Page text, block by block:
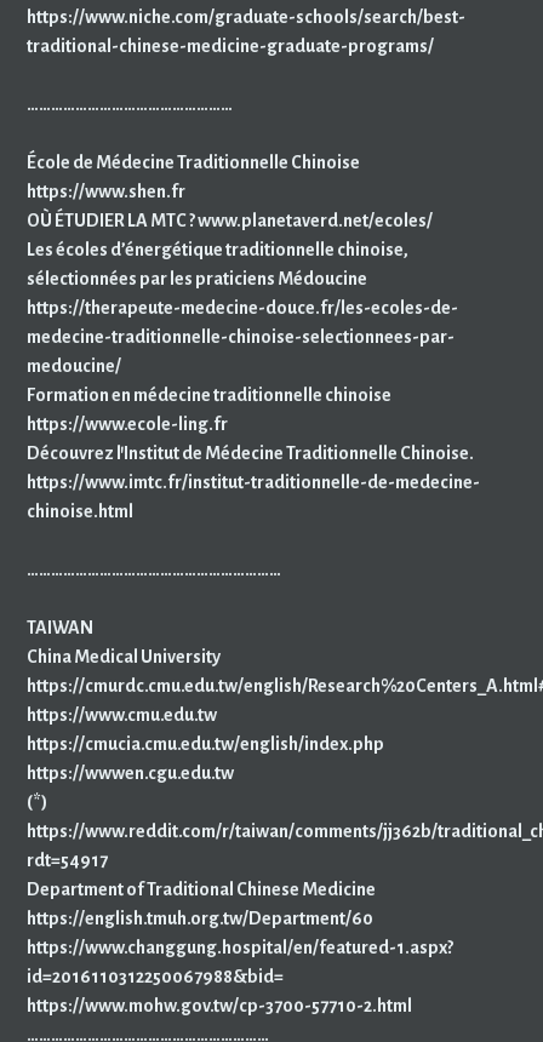
https://www.niche.com/graduate-schools/search/best-
traditional-chinese-medicine-graduate-programs/
……………………………………………
École de Médecine Traditionnelle Chinoise
https://www.shen.fr
OÙ ÉTUDIER LA MTC ? www.planetaverd.net/ecoles/
Les écoles d’énergétique traditionnelle chinoise,
sélectionnées par les praticiens Médoucine
https://therapeute-medecine-douce.fr/les-ecoles-de-
medecine-traditionnelle-chinoise-selectionnees-par-
medoucine/
Formation en médecine traditionnelle chinoise
https://www.ecole-ling.fr
Découvrez l’Institut de Médecine Traditionnelle Chinoise.
https://www.imtc.fr/institut-traditionnelle-de-medecine-
chinoise.html
………………………………………………………
TAIWAN
China Medical University
https://cmurdc.cmu.edu.tw/english/
https://www.cmu.edu.tw
https://cmucia.cmu.edu.tw/english/index.php
https://wwwen.cgu.edu.tw
(*)
https://www.reddit.com/r/taiwan/comments/jj362b/
rdt=54917
Department of Traditional Chinese Medicine
https://english.tmuh.org.tw/Department/60
https://www.changgung.hospital/en/featured-1.aspx?
id=2016110312250067988&bid=
https://www.mohw.gov.tw/cp-3700-57710-2.html
……………………………………………………